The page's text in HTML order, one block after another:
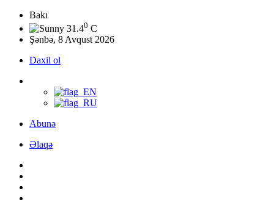
Bakı
31.40 C
Şənbə, 8 Avqust 2026
Daxil ol
Abunə
Əlaqə